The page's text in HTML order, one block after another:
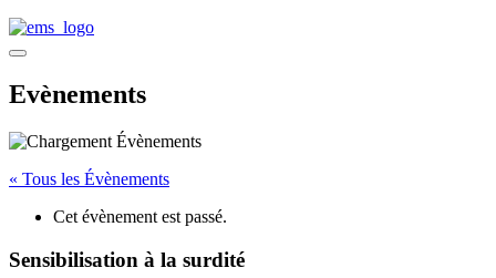
Evènements
« Tous les Évènements
Cet évènement est passé.
Sensibilisation à la surdité